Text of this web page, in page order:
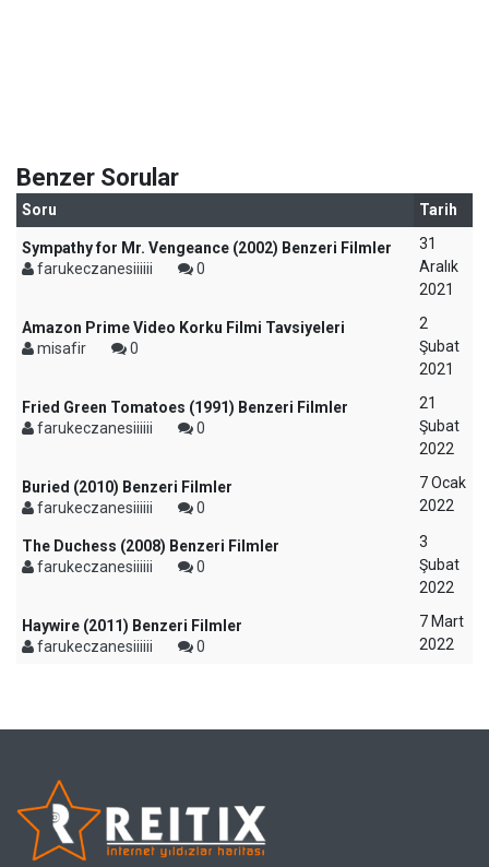
Benzer Sorular
Soru Tarih
Sympathy for Mr. Vengeance (2002) Benzeri Filmler
farukeczanesiiiiii
0
31
Aralık
2021
Amazon Prime Video Korku Filmi Tavsiyeleri
misafir
0
2
Şubat
2021
Fried Green Tomatoes (1991) Benzeri Filmler
farukeczanesiiiiii
0
21
Şubat
2022
Buried (2010) Benzeri Filmler
farukeczanesiiiiii
0
7 Ocak
2022
The Duchess (2008) Benzeri Filmler
farukeczanesiiiiii
0
3
Şubat
2022
Haywire (2011) Benzeri Filmler
farukeczanesiiiiii
0
7 Mart
2022